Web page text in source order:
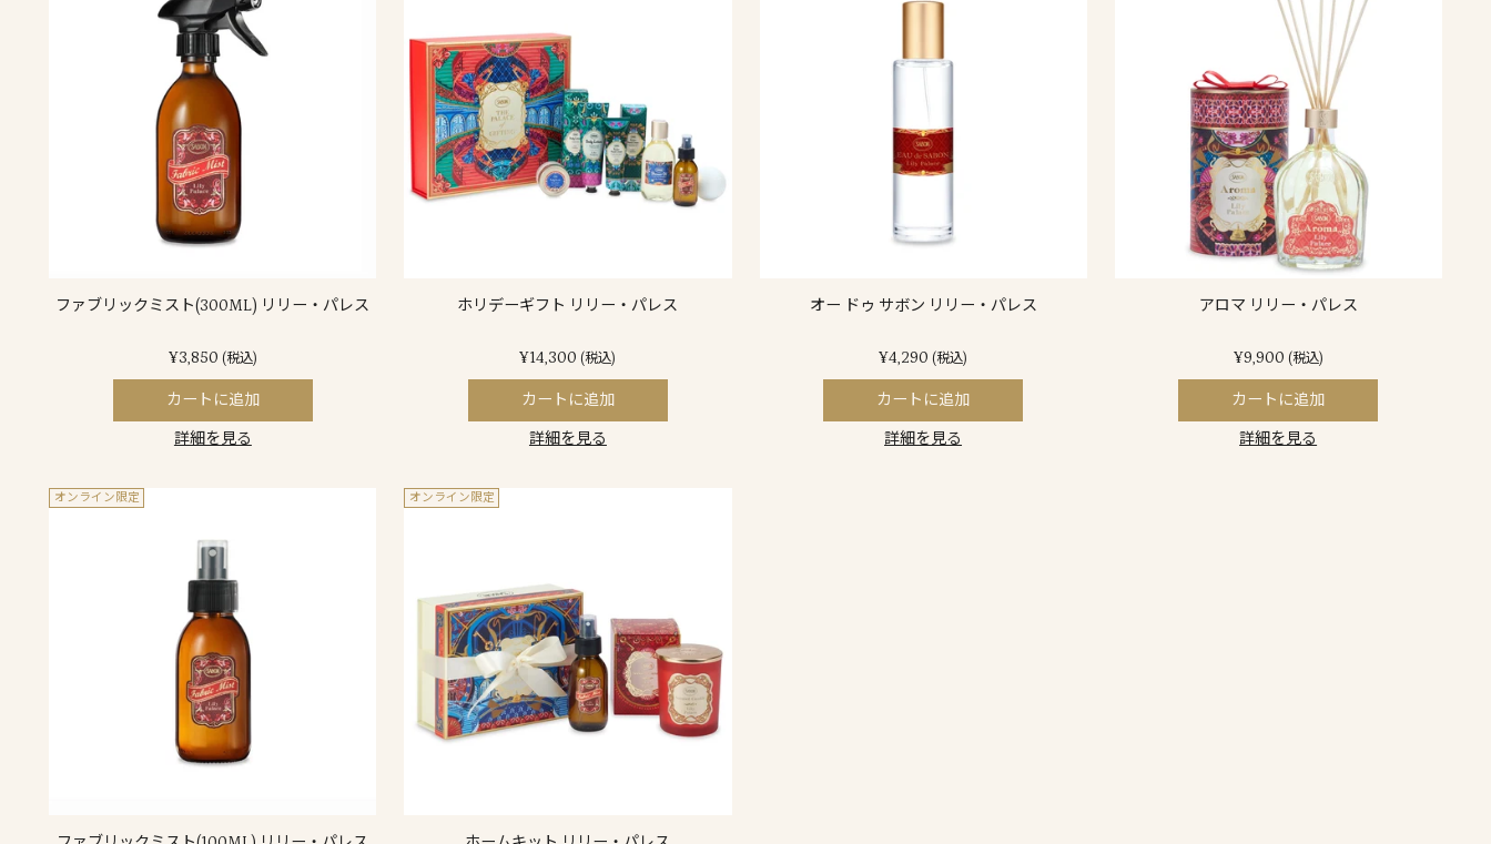
ファブリックミスト(300ML) リリー・パレス
¥3,850 (税込)
カートに追加
詳細を見る
ホリデーギフト リリー・パレス
¥14,300 (税込)
カートに追加
詳細を見る
オー ドゥ サボン リリー・パレス
¥4,290 (税込)
カートに追加
詳細を見る
アロマ リリー・パレス
¥9,900 (税込)
カートに追加
詳細を見る
オンライン限定 オンライン限定